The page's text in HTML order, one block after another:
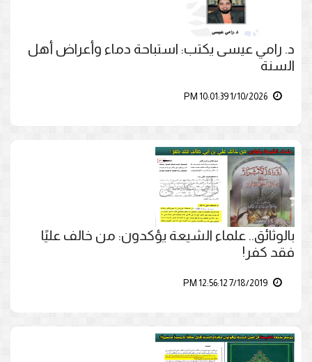
د. رامي عيسى يكتب: استباحة دماء وأعراض أهل
السنة
بالوثائق.. علماء الشيعة يؤكدون: من خالف عليًا
فقد كفر!